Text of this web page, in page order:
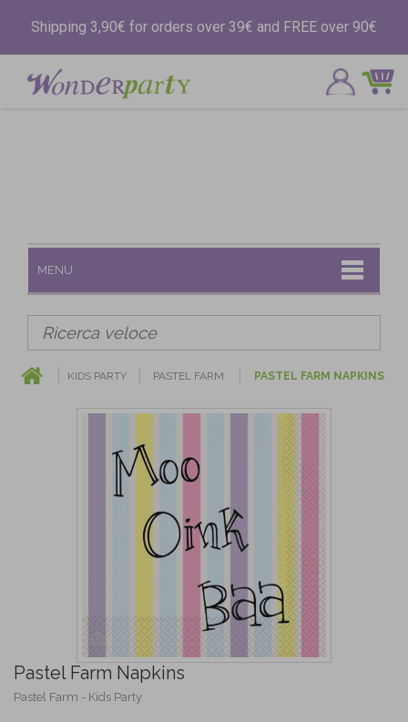
Shipping 3,90€ for orders over 39€ and FREE over 90€
MENU
KIDS PARTY PASTEL FARM PASTEL FARM NAPKINS
Pastel Farm Napkins
Pastel Farm - Kids Party